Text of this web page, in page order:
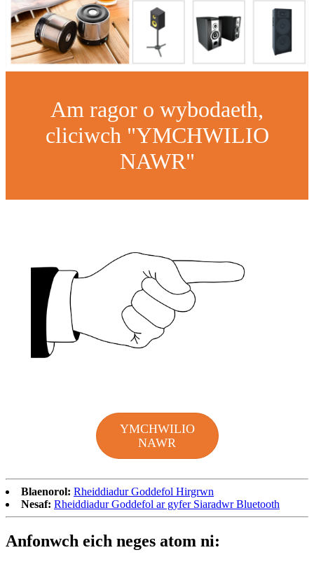
Am ragor o wybodaeth,
cliciwch "YMCHWILIO
NAWR"
YMCHWILIO
NAWR
Blaenorol: Rheiddiadur Goddefol Hirgrwn
Nesaf: Rheiddiadur Goddefol ar gyfer Siaradwr Bluetooth
Anfonwch eich neges atom ni: